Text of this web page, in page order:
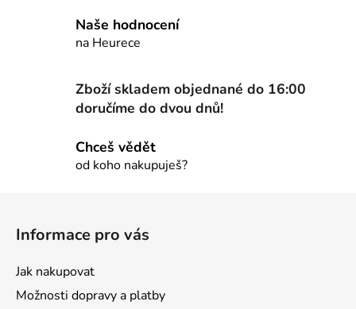
Naše hodnocení
na Heurece
Zboží skladem objednané do 16:00
doručíme do dvou dnů!
Chceš vědět
od koho nakupuješ?
Informace pro vás
Jak nakupovat
Možnosti dopravy a platby